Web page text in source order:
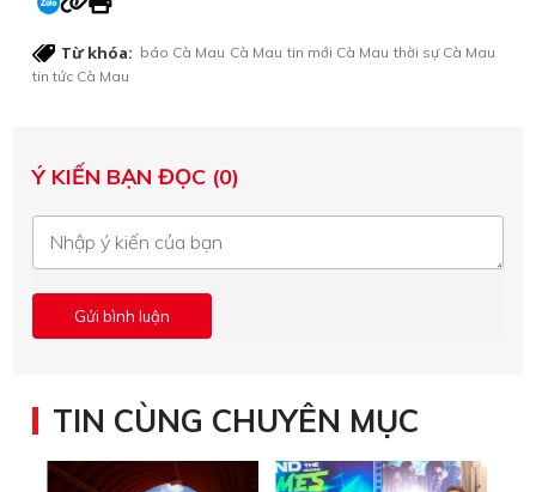
Từ khóa: báo Cà Mau Cà Mau tin mới Cà Mau thời sự Cà Mau
tin tức Cà Mau
Ý KIẾN BẠN ĐỌC (0)
TIN CÙNG CHUYÊN MỤC